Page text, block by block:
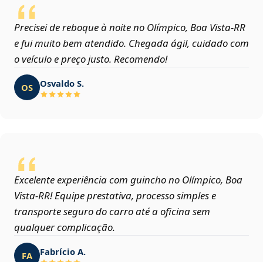
Precisei de reboque à noite no Olímpico, Boa Vista‑RR
e fui muito bem atendido. Chegada ágil, cuidado com
o veículo e preço justo. Recomendo!
OS Osvaldo S.
Excelente experiência com guincho no Olímpico, Boa
Vista‑RR! Equipe prestativa, processo simples e
transporte seguro do carro até a oficina sem
qualquer complicação.
FA Fabrício A.